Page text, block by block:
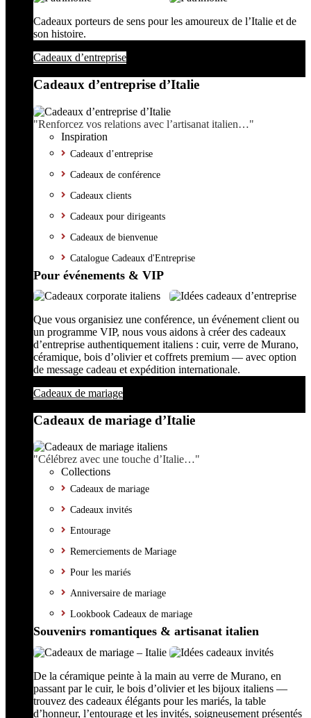
Cadeaux porteurs de sens pour les amoureux de l’Italie et de
son histoire.
Cadeaux d’entreprise
Cadeaux d’entreprise d’Italie
"Renforcez vos relations avec l’artisanat italien…"
Inspiration
Cadeaux d’entreprise
Cadeaux de conférence
Cadeaux clients
Cadeaux pour dirigeants
Cadeaux de bienvenue
Catalogue Cadeaux d'Entreprise
Pour événements & VIP
Que vous organisiez une conférence, un événement client ou
un programme VIP, nous vous aidons à créer des cadeaux
d’entreprise authentiquement italiens : cuir, verre de Murano,
céramique, bois d’olivier et coffrets premium — avec option
de message cadeau et expédition internationale.
Cadeaux de mariage
Cadeaux de mariage d’Italie
"Célébrez avec une touche d’Italie…"
Collections
Cadeaux de mariage
Cadeaux invités
Entourage
Remerciements de Mariage
Pour les mariés
Anniversaire de mariage
Lookbook Cadeaux de mariage
Souvenirs romantiques & artisanat italien
De la céramique peinte à la main au verre de Murano, en
passant par le cuir, le bois d’olivier et les bijoux italiens —
trouvez des cadeaux élégants pour les mariés, la table
d’honneur, l’entourage et les invités, soigneusement présentés